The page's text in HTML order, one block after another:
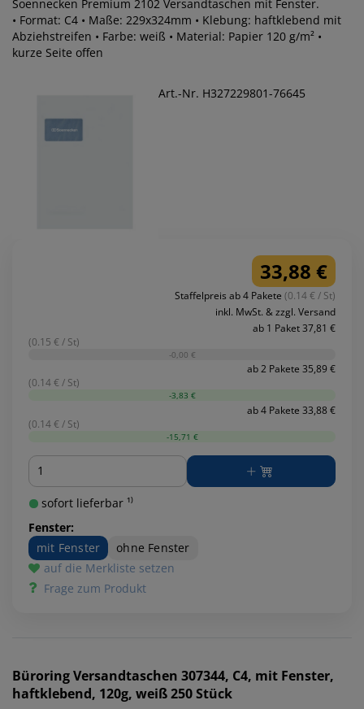
Soennecken Premium 2102 Versandtaschen mit Fenster.
• Format: C4 • Maße: 229x324mm • Klebung: haftklebend mit
Abziehstreifen • Farbe: weiß • Material: Papier 120 g/m² •
kurze Seite offen
Art.-Nr. H327229801-76645
33,88 €
Staffelpreis ab 4 Pakete (0.14 € / St)
inkl. MwSt. & zzgl. Versand
ab 1 Paket 37,81 €
(0.15 € / St)
-0,00 €
ab 2 Pakete 35,89 €
(0.14 € / St)
-3,83 €
ab 4 Pakete 33,88 €
(0.14 € / St)
-15,71 €
Menge
sofort lieferbar ¹⁾
Fenster:
mit Fenster
ohne Fenster
auf die Merkliste setzen
Frage zum Produkt
BüroringVersandtaschen 307344, C4, mit Fenster,
haftklebend, 120g, weiß 250 Stück